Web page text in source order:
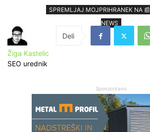
SPREMLJAJ MOJPRIHRANEK NA 📰
NEWS
Žiga Kastelic
SEO urednik
Sponzorirano